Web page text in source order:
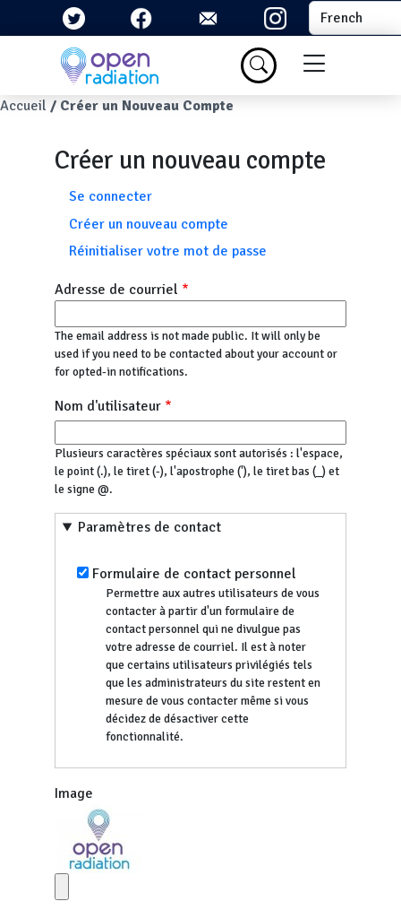
Aller au contenu principal Select your
Menu du
Fil d'Ariane
Accueil Créer un Nouveau Compte
Créer un nouveau compte
Onglets principaux
Se connecter
Créer un nouveau compte
Réinitialiser votre mot de passe
Adresse de courriel
The email address is not made public. It will only be
used if you need to be contacted about your account or
for opted-in notifications.
Nom d'utilisateur
Plusieurs caractères spéciaux sont autorisés : l'espace,
le point (.), le tiret (-), l'apostrophe ('), le tiret bas (_) et
le signe @.
Paramètres de contact
Formulaire de contact personnel
Permettre aux autres utilisateurs de vous
contacter à partir d'un formulaire de
contact personnel qui ne divulgue pas
votre adresse de courriel. Il est à noter
que certains utilisateurs privilégiés tels
que les administrateurs du site restent en
mesure de vous contacter même si vous
décidez de désactiver cette
fonctionnalité.
Image